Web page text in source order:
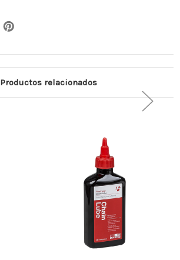
Productos relacionados